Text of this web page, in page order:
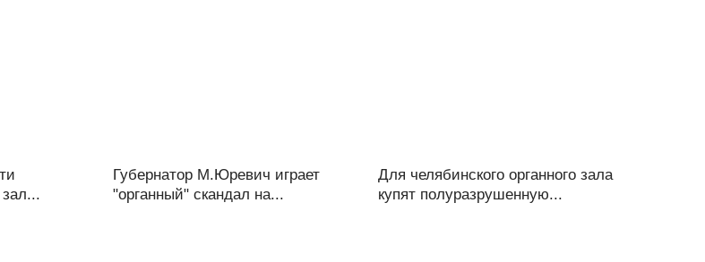
Губернатор М.Юревич играет
"органный" скандал на...
Для челябинского органного зала
купят полуразрушенную...